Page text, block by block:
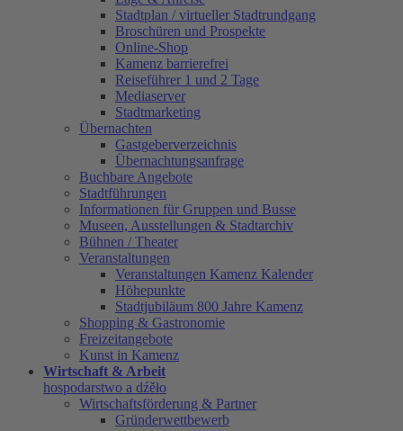
Stadtplan / virtueller Stadtrundgang
Broschüren und Prospekte
Online-Shop
Kamenz barrierefrei
Reiseführer 1 und 2 Tage
Mediaserver
Stadtmarketing
Übernachten
Gastgeberverzeichnis
Übernachtungsanfrage
Buchbare Angebote
Stadtführungen
Informationen für Gruppen und Busse
Museen, Ausstellungen & Stadtarchiv
Bühnen / Theater
Veranstaltungen
Veranstaltungen Kamenz Kalender
Höhepunkte
Stadtjubiläum 800 Jahre Kamenz
Shopping & Gastronomie
Freizeitangebote
Kunst in Kamenz
Wirtschaft & Arbeit
hospodarstwo a dźěło
Wirtschaftsförderung & Partner
Gründerwettbewerb